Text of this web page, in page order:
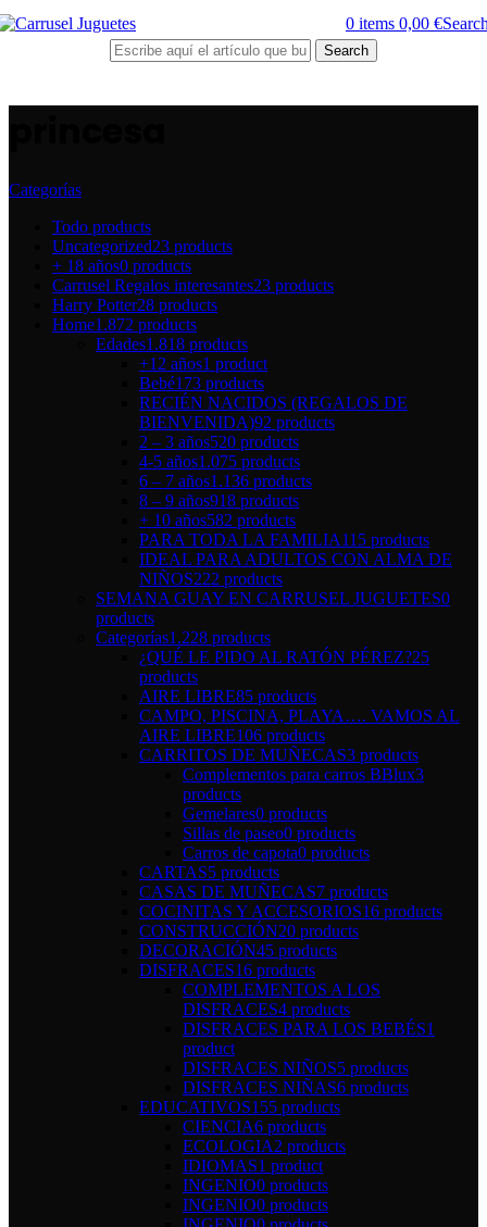
0 items 0,00 €
Search
Categorías
Todo products
Uncategorized23 products
+ 18 años0 products
Carrusel Regalos interesantes23 products
Harry Potter28 products
Home1.872 products
Edades1.818 products
+12 años1 product
Bebé173 products
RECIÉN NACIDOS (REGALOS DE
BIENVENIDA)92 products
2 – 3 años520 products
4-5 años1.075 products
6 – 7 años1.136 products
8 – 9 años918 products
+ 10 años582 products
PARA TODA LA FAMILIA115 products
IDEAL PARA ADULTOS CON ALMA DE
NIÑOS222 products
SEMANA GUAY EN CARRUSEL JUGUETES0
products
Categorías1.228 products
¿QUÉ LE PIDO AL RATÓN PÉREZ?25
products
AIRE LIBRE85 products
CAMPO, PISCINA, PLAYA…. VAMOS AL
AIRE LIBRE106 products
CARRITOS DE MUÑECAS3 products
Complementos para carros BBlux3
products
Gemelares0 products
Sillas de paseo0 products
Carros de capota0 products
CARTAS5 products
CASAS DE MUÑECAS7 products
COCINITAS Y ACCESORIOS16 products
CONSTRUCCIÓN20 products
DECORACIÓN45 products
DISFRACES16 products
COMPLEMENTOS A LOS
DISFRACES4 products
DISFRACES PARA LOS BEBÉS1
product
DISFRACES NIÑOS5 products
DISFRACES NIÑAS6 products
EDUCATIVOS155 products
CIENCIA6 products
ECOLOGIA2 products
IDIOMAS1 product
INGENIO0 products
INGENIO0 products